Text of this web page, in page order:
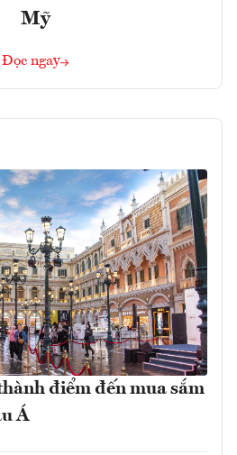
Mỹ
Đọc ngay
điểm đến mua sắm
Á